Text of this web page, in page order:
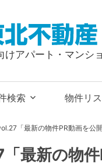
けアパート・マンシ
検索 物件リ
「最新の物件PR動画を公
最新の物件